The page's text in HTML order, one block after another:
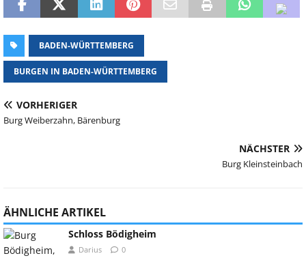
BADEN-WÜRTTEMBERG
BURGEN IN BADEN-WÜRTTEMBERG
VORHERIGER
Burg Weiberzahn, Bärenburg
NÄCHSTER
Burg Kleinsteinbach
ÄHNLICHE ARTIKEL
Schloss Bödigheim
Darius 0